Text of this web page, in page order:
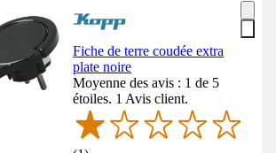
Fiche de terre coudée extra
plate noire
Moyenne des avis : 1 de 5
étoiles. 1 Avis client.